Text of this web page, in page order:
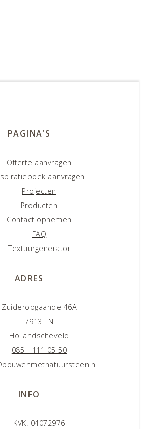
PAGINA'S
Offerte aanvragen
aanvragen
Projecten
Producten
Contact opnemen
FAQ
Textuurgenerator
ADRES
Zuideropgaande 46A
7913 TN
Hollandscheveld
085 - 111 05 50
INFO
KVK: 04072976